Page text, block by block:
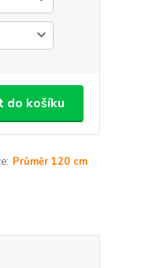
do košíku
Průměr 120 cm